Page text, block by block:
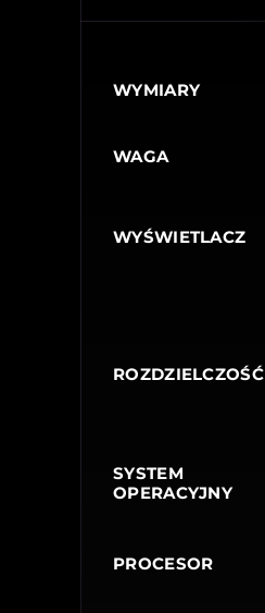
WYMIARY
WAGA
WYŚWIETLACZ
ROZDZIELCZOŚĆ
SYSTEM
OPERACYJNY
PROCESOR